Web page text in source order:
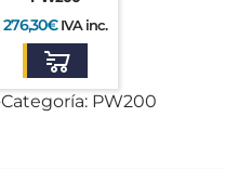
276,30€ IVA inc.
Categoría: PW200